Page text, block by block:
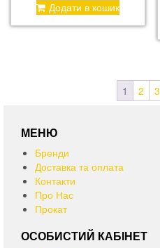
Додати в кошик
1 2 3
МЕНЮ
Бренди
Доставка та оплата
Контакти
Про Нас
Прокат
ОСОБИСТИЙ КАБІНЕТ